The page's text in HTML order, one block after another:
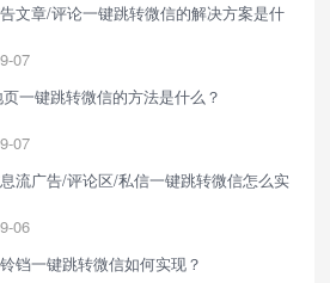
文章/评论一键跳转微信的解决方案是什
07
一键跳转微信的方法是什么？
07
流广告/评论区/私信一键跳转微信怎么实
06
铛一键跳转微信如何实现？